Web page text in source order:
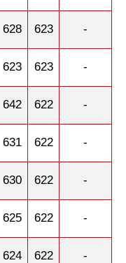
628 623 -
623 623 -
642 622 -
631 622 -
630 622 -
625 622 -
624 622 -